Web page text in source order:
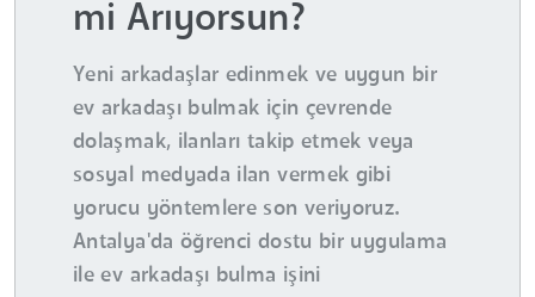
mi Arıyorsun?
Yeni arkadaşlar edinmek ve uygun bir
ev arkadaşı bulmak için çevrende
dolaşmak, ilanları takip etmek veya
sosyal medyada ilan vermek gibi
yorucu yöntemlere son veriyoruz.
Antalya'da öğrenci dostu bir uygulama
ile ev arkadaşı bulma işini